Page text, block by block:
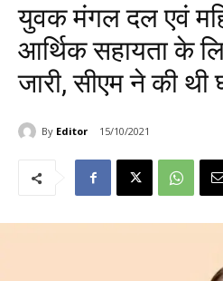
युवक मंगल दल एवं
आर्थिक सहायता के
जारी, सीएम ने की थी
By Editor 15/10/2021